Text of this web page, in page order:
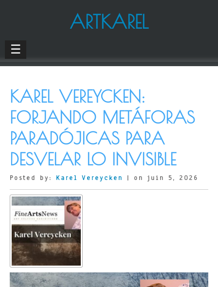
ARTKAREL
☰
KAREL VEREYCKEN:
FORJANDO METÁFORAS
PARADÓJICAS PARA
DESVELAR LO INVISIBLE
Posted by: Karel Vereycken | on juin 5, 2026